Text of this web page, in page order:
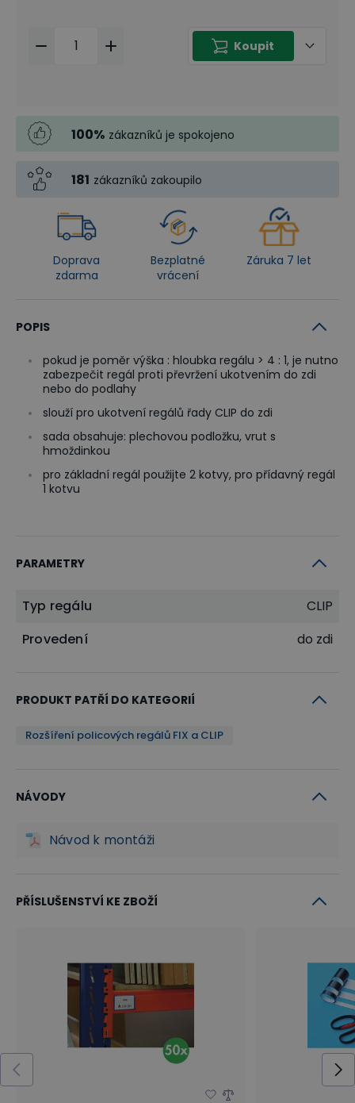
Koupit
100% zákazníků je spokojeno
181 zákazníků zakoupilo
Doprava
zdarma
Bezplatné
vrácení
Záruka 7 let
POPIS
pokud je poměr výška : hloubka regálu > 4 : 1, je nutno
zabezpečit regál proti převržení ukotvením do zdi
nebo do podlahy
slouží pro ukotvení regálů řady CLIP do zdi
sada obsahuje: plechovou podložku, vrut s
hmoždinkou
pro základní regál použijte 2 kotvy, pro přídavný regál
1 kotvu
PARAMETRY
Typ regálu
CLIP
Provedení
do zdi
PRODUKT PATŘÍ DO KATEGORIÍ
Rozšíření policových regálů FIX a CLIP
NÁVODY
Návod k montáži
PŘÍSLUŠENSTVÍ KE ZBOŽÍ